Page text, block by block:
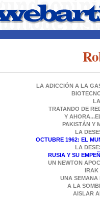
LA ADICCIÓN A LA
TRATANDO DE
Y
PAKISTÁN Y
LA
OCTUBRE 1962: EL
LA
RUSIA Y SU
UN NEWTON
IRAK
UNA SEMANA
A LA
AISLAR